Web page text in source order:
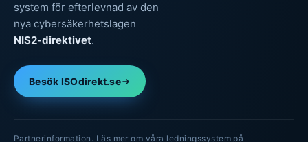
system för efterlevnad av den
nya cybersäkerhetslagen
NIS2-direktivet.
Besök ISOdirekt.se
Partnerinformation. Läs mer om våra ledningssystem på